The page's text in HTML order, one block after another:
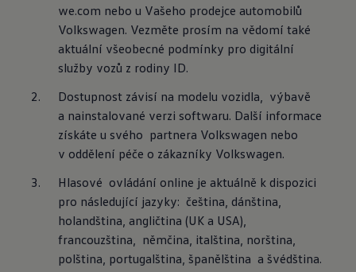
we.com nebo u Vašeho prodejce automobilů
Volkswagen. Vezměte prosím na vědomí také
aktuální všeobecné podmínky pro digitální
služby vozů z rodiny ID.
Dostupnost závisí na modelu vozidla,  výbavě
a nainstalované verzi softwaru. Další informace
získáte u svého  partnera Volkswagen nebo
v oddělení péče o zákazníky Volkswagen.
Hlasové  ovládání online je aktuálně k dispozici
pro následující jazyky:  čeština, dánština,
holandština, angličtina (UK a USA),
francouzština,  němčina, italština, norština,
polština, portugalština, španělština  a švédština.